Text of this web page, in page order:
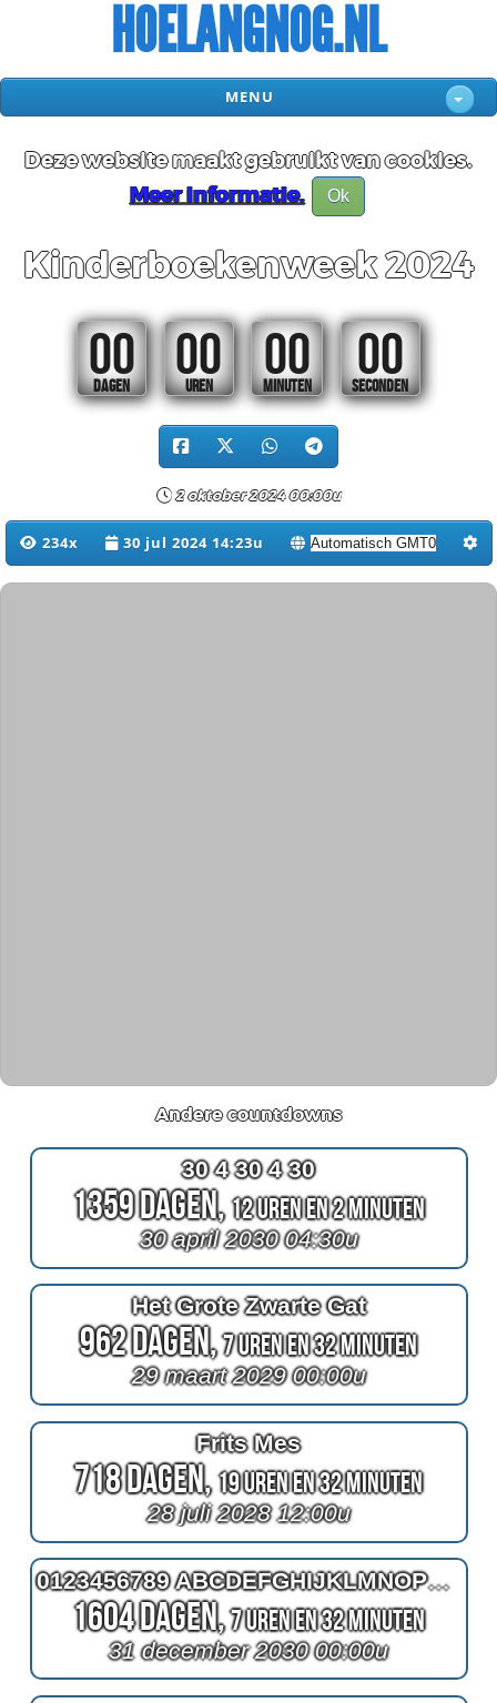
HOELANGNOG.NL
MENU
Deze website maakt gebruikt van cookies.
Meer informatie.
Ok
Kinderboekenweek 2024
00
DAGEN
00
UREN
00
MINUTEN
00
SECONDEN
2 oktober 2024 00:00u
234x 30 jul 2024 14:23u
Andere countdowns
30 4 30 4 30
1359 Dagen,12 Uren en 2 Minuten
30 april 2030 04:30u
Het Grote Zwarte Gat
962 Dagen,7 Uren en 32 Minuten
29 maart 2029 00:00u
Frits Mes
718 Dagen,19 Uren en 32 Minuten
28 juli 2028 12:00u
0123456789 ABCDEFGHIJKLMNOPQRSTUVWXYZ abcdefghijklmnopqrstuvwxyz
1604 Dagen,7 Uren en 32 Minuten
31 december 2030 00:00u